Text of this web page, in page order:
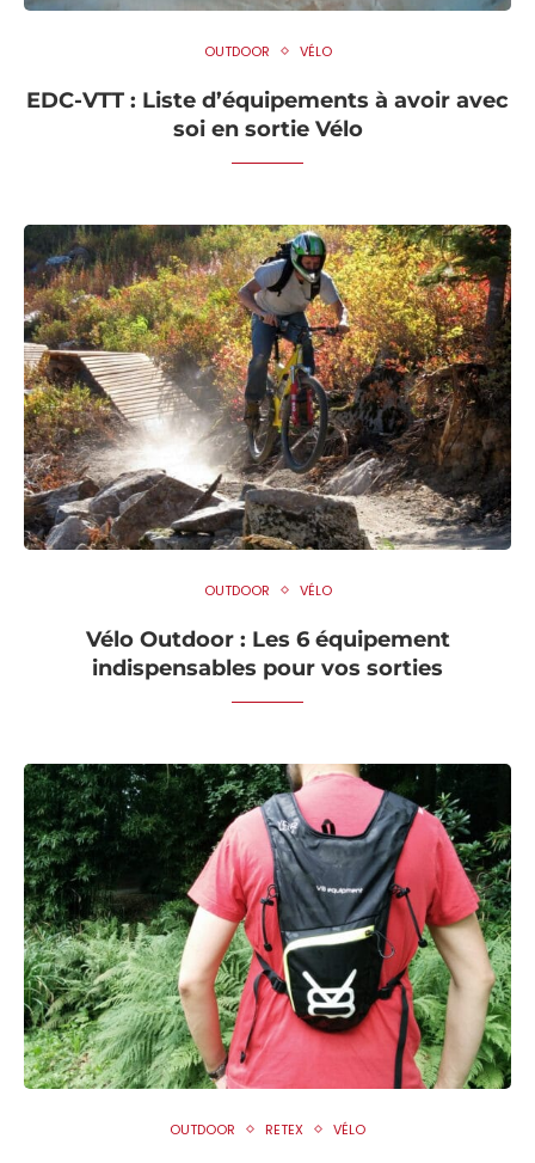
OUTDOOR VÉLO
EDC-VTT : Liste d’équipements à avoir avec
soi en sortie Vélo
OUTDOOR VÉLO
Vélo Outdoor : Les 6 équipement
indispensables pour vos sorties
OUTDOOR RETEX VÉLO